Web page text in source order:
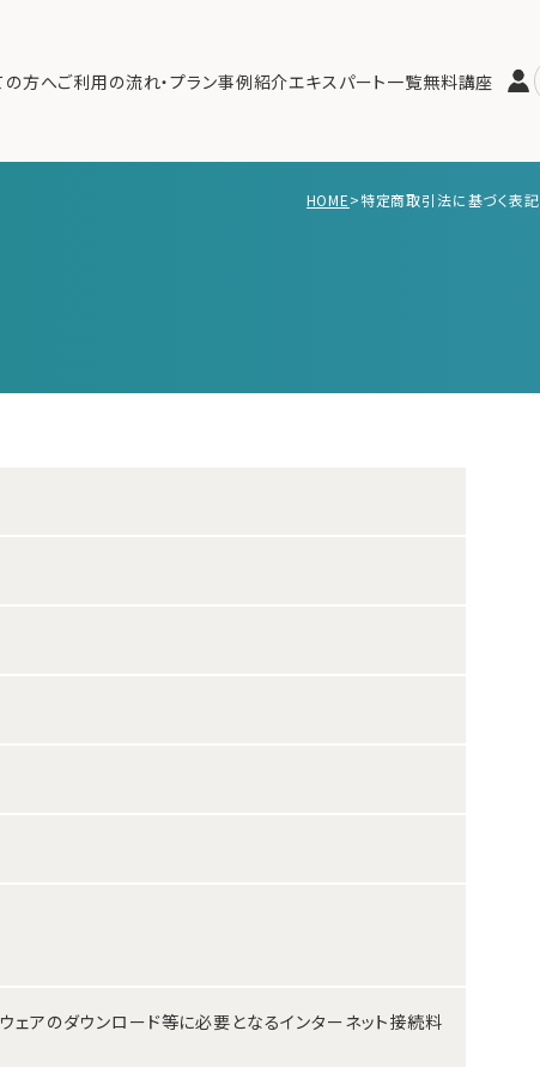
の方へご利用の流れ・プラン事例紹介エキスパート一覧無料講座
談 ログイン
HOME>特定商取引法に基づく表記
ェアのダウンロード等に必要となるインターネット接続料